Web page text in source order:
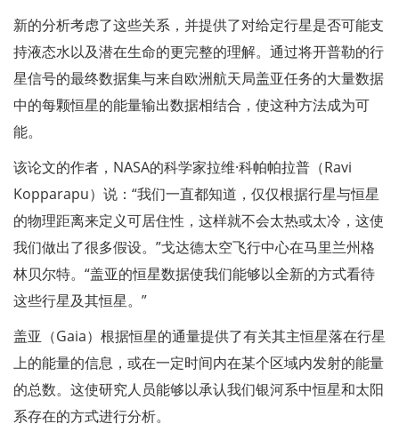
新的分析考虑了这些关系，并提供了对给定行星是否可能支
持液态水以及潜在生命的更完整的理解。通过将开普勒的行
星信号的最终数据集与来自欧洲航天局盖亚任务的大量数据
中的每颗恒星的能量输出数据相结合，使这种方法成为可
能。
该论文的作者，NASA的科学家拉维·科帕帕拉普（Ravi
Kopparapu）说：“我们一直都知道，仅仅根据行星与恒星
的物理距离来定义可居住性，这样就不会太热或太冷，这使
我们做出了很多假设。”戈达德太空飞行中心在马里兰州格
林贝尔特。“盖亚的恒星数据使我们能够以全新的方式看待
这些行星及其恒星。”
盖亚（Gaia）根据恒星的通量提供了有关其主恒星落在行星
上的能量的信息，或在一定时间内在某个区域内发射的能量
的总数。这使研究人员能够以承认我们银河系中恒星和太阳
系存在的方式进行分析。